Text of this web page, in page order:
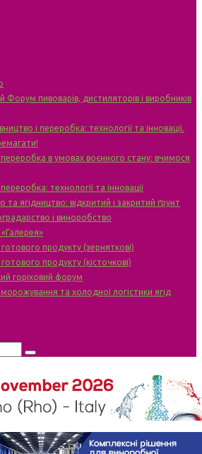
Форум пивоварів, дистиляторів і виробників
і переробка: технології та інновації.
переробка в умовах воєнного стану: вчимося
технології та інновації
та ягідництво: відкритий і закритий ґрунт
і виноробство
продукту (зерняткові)
продукту (кісточкові)
горіховий форум
та холодної логістики ягід